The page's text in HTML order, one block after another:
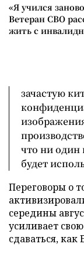
«Я учился
Ветеран СВО
жить с
зачастую
что ни один
будет
Переговоры о
середины
усиливает
сдаваться,